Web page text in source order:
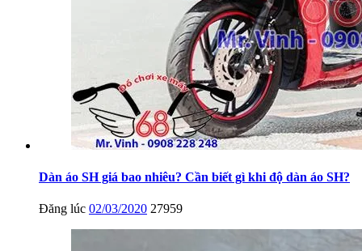
Dàn áo SH giá bao nhiêu? Cần biết gì khi độ dàn áo SH?
Đăng lúc 02/03/2020 27959